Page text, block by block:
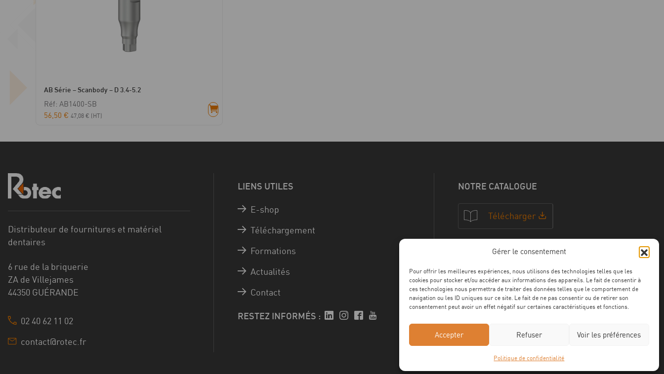
Gérer le consentement
Pour offrir les meilleures expériences, nous utilisons des technologies telles que les
cookies pour stocker et/ou accéder aux informations des appareils. Le fait de consentir à
ces technologies nous permettra de traiter des données telles que le comportement de
navigation ou les ID uniques sur ce site. Le fait de ne pas consentir ou de retirer son
consentement peut avoir un effet négatif sur certaines caractéristiques et fonctions.
Accepter Refuser Voir les préférences
Politique de confidentialité
AB Série – Scanbody – D 3.4-5.2
Réf: AB1400-SB
56,50 € 47,08 € (HT)
Distributeur de fournitures et matériel
dentaires
6 rue de la briquerie
ZA de Villejames
44350 GUÉRANDE
02 40 62 11 02
contact@rotec.fr
LIENS UTILES
E-shop
Téléchargement
Formations
Actualités
Contact
RESTEZ INFORMÉS :
NOTRE CATALOGUE
Télécharger
NOS CERTFICATIONS